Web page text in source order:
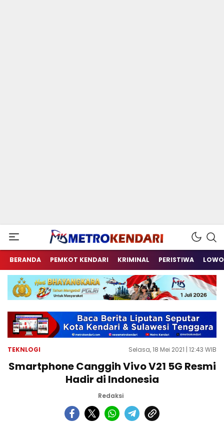
metrokendari
Berita Terkini Sulawesi Tenggara
BERANDA PEMKOT KENDARI KRIMINAL PERISTIWA
TEKNLOGI Selasa, 18 Mei 2021 | 12:43 WIB
Smartphone Canggih Vivo V21 5G Resmi
Hadir di Indonesia
Redaksi